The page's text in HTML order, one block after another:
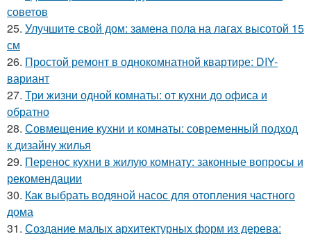
советов
25. Улучшите свой дом: замена пола на лагах высотой 15
см
26. Простой ремонт в однокомнатной квартире: DIY-
вариант
27. Три жизни одной комнаты: от кухни до офиса и
обратно
28. Совмещение кухни и комнаты: современный подход
к дизайну жилья
29. Перенос кухни в жилую комнату: законные вопросы и
рекомендации
30. Как выбрать водяной насос для отопления частного
дома
31. Создание малых архитектурных форм из дерева: